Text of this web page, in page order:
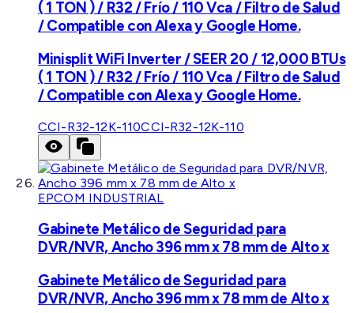
( 1 TON ) / R32 / Frío / 110 Vca / Filtro de Salud
/ Compatible con Alexa y Google Home.
Minisplit WiFi Inverter / SEER 20 / 12,000 BTUs
( 1 TON ) / R32 / Frío / 110 Vca / Filtro de Salud
/ Compatible con Alexa y Google Home.
CCI-R32-12K-110CCI-R32-12K-110
EPCOM INDUSTRIAL
Gabinete Metálico de Seguridad para
DVR/NVR, Ancho 396 mm x 78 mm de Alto x
Gabinete Metálico de Seguridad para
DVR/NVR, Ancho 396 mm x 78 mm de Alto x